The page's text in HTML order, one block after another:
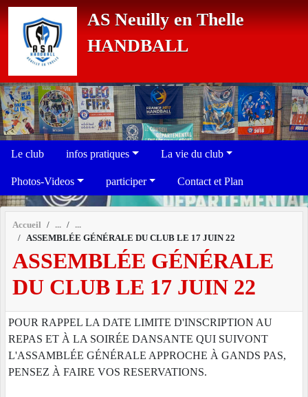
AS Neuilly en Thelle
HANDBALL
Le club infos pratiques La vie du club
Photos-Videos participer Contact et Plan
Accueil
ASSEMBLÉE GÉNÉRALE DU CLUB LE 17 JUIN 22
ASSEMBLÉE GÉNÉRALE
DU CLUB LE 17 JUIN 22
POUR RAPPEL LA DATE LIMITE D'INSCRIPTION AU
REPAS ET À LA SOIRÉE DANSANTE QUI SUIVONT
L'ASSAMBLÉE GÉNÉRALE APPROCHE À GANDS PAS,
PENSEZ À FAIRE VOS RESERVATIONS.
Panneau de gestion des cookies